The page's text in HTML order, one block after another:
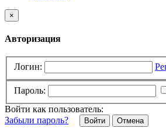
×
Авторизация
Логин:
Пароль:
Войти как пользователь:
Забыли пароль?
Отмена